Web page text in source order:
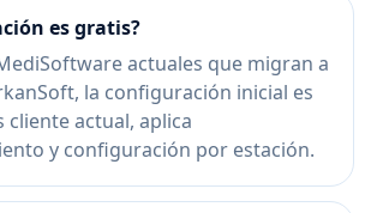
es gratis?
actuales que migran a
la configuración inicial es
cliente actual, aplica
y configuración por estación.